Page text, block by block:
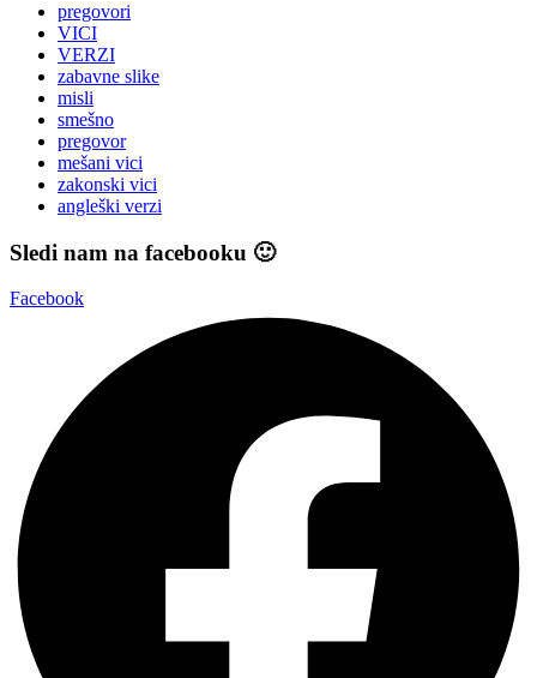
pregovori
VICI
VERZI
zabavne slike
misli
smešno
pregovor
mešani vici
zakonski vici
angleški verzi
Sledi nam na facebooku 🙂
Facebook